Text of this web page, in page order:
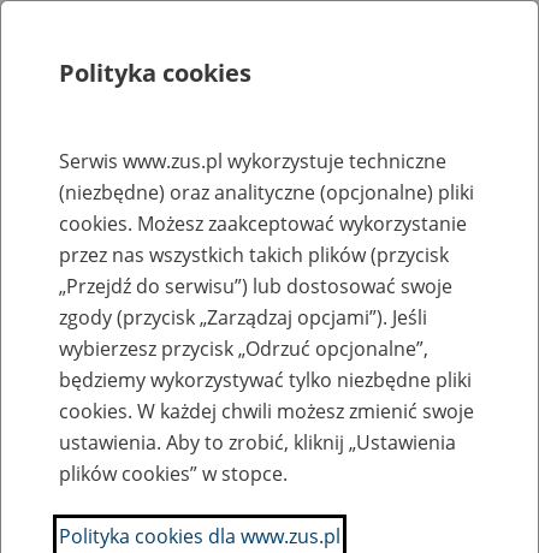
Rejestry, ewidencje i archiwa
Baza zlikwidowanych lub
przekształconych zakładów pracy
Nazwa zakładu pracy:
SZUKAJ
Polityka cookies
Serwis www.zus.pl wykorzystuje techniczne
(niezbędne) oraz analityczne (opcjonalne) pliki
cookies. Możesz zaakceptować wykorzystanie
przez nas wszystkich takich plików (przycisk
„Przejdź do serwisu”) lub dostosować swoje
zgody (przycisk „Zarządzaj opcjami”). Jeśli
wybierzesz przycisk „Odrzuć opcjonalne”,
będziemy wykorzystywać tylko niezbędne pliki
cookies. W każdej chwili możesz zmienić swoje
ustawienia. Aby to zrobić, kliknij „Ustawienia
plików cookies” w stopce.
Polityka cookies dla www.zus.pl